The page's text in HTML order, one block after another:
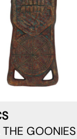
GOONIES